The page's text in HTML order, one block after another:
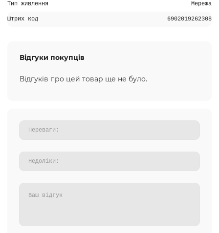
Тип живлення Мережа
Штрих код 6902019262308
Відгуки покупців
Відгуків про цей товар ще не було.